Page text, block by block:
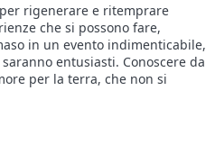
rigenerare e ritemprare
che si possono fare,
in un evento indimenticabile,
entusiasti. Conoscere da
per la terra, che non si
il profumo di una rosa con
agriturismo Masunerhof in